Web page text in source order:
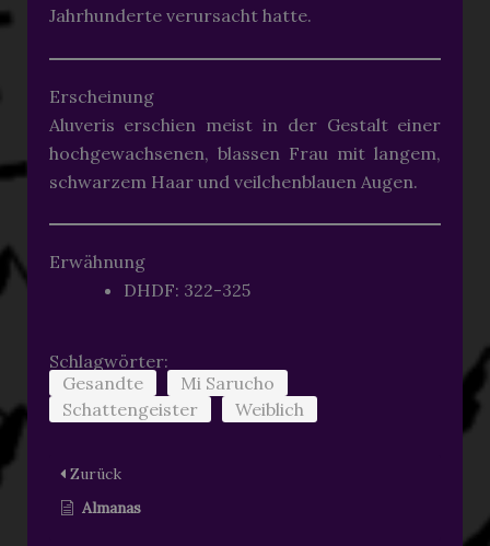
Jahrhunderte verursacht hatte.
Erscheinung
Aluveris erschien meist in der Gestalt einer
hochgewachsenen, blassen Frau mit langem,
schwarzem Haar und veilchenblauen Augen.
Erwähnung
DHDF: 322-325
Schlagwörter:
Gesandte
Mi Sarucho
Schattengeister
Weiblich
Zurück
Almanas